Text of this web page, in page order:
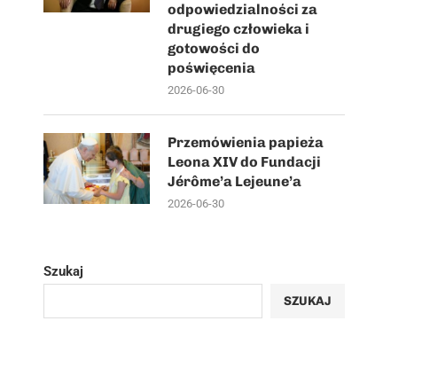
odpowiedzialności za
drugiego człowieka i
gotowości do
poświęcenia
2026-06-30
Przemówienia papieża
Leona XIV do Fundacji
Jérôme’a Lejeune’a
2026-06-30
Szukaj
SZUKAJ